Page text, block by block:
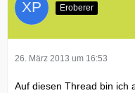
Eroberer
26. März 2013 um 16:53
Auf diesen Thread bin ich